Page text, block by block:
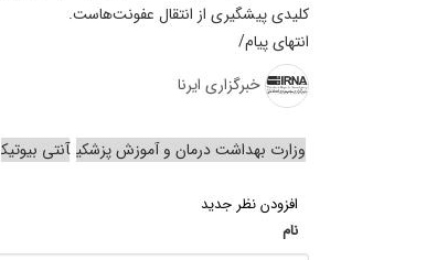
کلیدی پیشگیری از انتقال عفونت‌هاست.
انتهای پیام/
خبرگزاری ایرنا
وزارت بهداشت درمان و آموزش پزشکی آنتی بیوتیک
افزودن نظر جدید
نام